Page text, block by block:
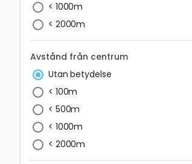
< 1000m
< 2000m
Avstånd från centrum
Utan betydelse
< 100m
< 500m
< 1000m
< 2000m